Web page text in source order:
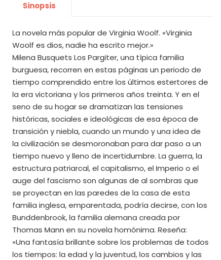
Sinopsis
La novela más popular de Virginia Woolf. «Virginia
Woolf es dios, nadie ha escrito mejor.»
Milena Busquets Los Pargiter, una típica familia
burguesa, recorren en estas páginas un periodo de
tiempo comprendido entre los últimos estertores de
la era victoriana y los primeros años treinta. Y en el
seno de su hogar se dramatizan las tensiones
históricas, sociales e ideológicas de esa época de
transición y niebla, cuando un mundo y una idea de
la civilización se desmoronaban para dar paso a un
tiempo nuevo y lleno de incertidumbre. La guerra, la
estructura patriarcal, el capitalismo, el Imperio o el
auge del fascismo son algunas de al sombras que
se proyectan en las paredes de la casa de esta
familia inglesa, emparentada, podría decirse, con los
Bunddenbrook, la familia alemana creada por
Thomas Mann en su novela homónima. Reseña:
«Una fantasía brillante sobre los problemas de todos
los tiempos: la edad y la juventud, los cambios y las